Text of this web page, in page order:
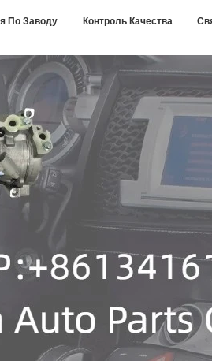
По Заводу Контроль Качества